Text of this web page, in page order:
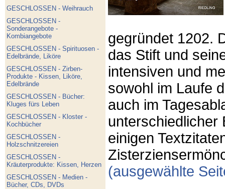
GESCHLOSSEN - Weihrauch
GESCHLOSSEN -
Sonderangebote -
Kombiangebote
GESCHLOSSEN - Spirituosen -
Edelbrände, Liköre
GESCHLOSSEN - Zirben-
Produkte - Kissen, Liköre,
Edelbrände
GESCHLOSSEN - Bücher:
Kluges fürs Leben
GESCHLOSSEN - Kloster -
Kochbücher
GESCHLOSSEN -
Holzschnitzereien
GESCHLOSSEN -
Kräuterprodukte: Kissen, Herzen
GESCHLOSSEN - Medien -
Bücher, CDs, DVDs
gegründet 1202.
das Stift und
intensiven und
sowohl im Laufe
auch im
unterschiedlicher
einigen
(ausgewählte